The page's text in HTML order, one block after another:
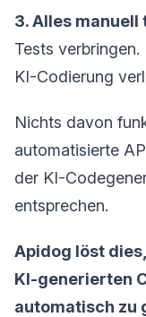
3. Alles manuell
Tests
KI-Codierung
Nichts davon
automatisierte
der KI-
entsprechen.
Apidog löst
KI-generierten
automatisch zu